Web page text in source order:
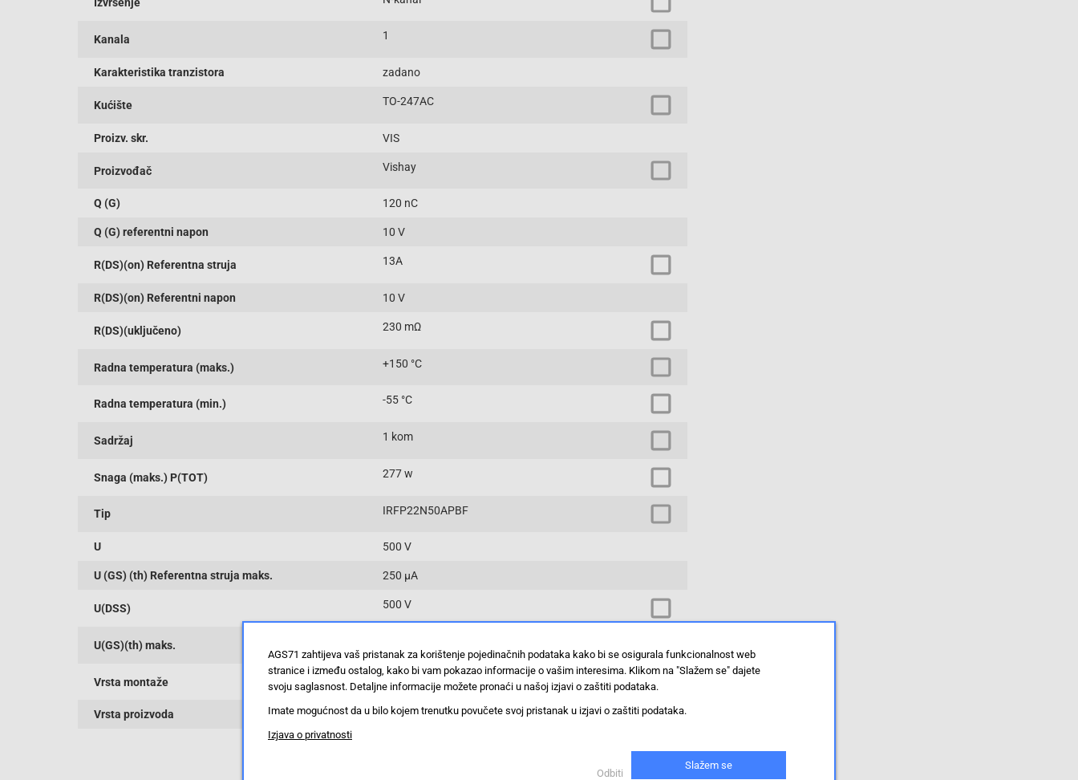
Izvršenje
Kanala 1
Karakteristika tranzistora zadano
Kućište TO-247AC
Proizv. skr. VIS
Proizvođač Vishay
Q (G) 120 nC
Q (G) referentni napon 10 V
R(DS)(on) Referentna struja 13A
R(DS)(on) Referentni napon 10 V
R(DS)(uključeno) 230 mΩ
Radna temperatura (maks.) +150 °C
Radna temperatura (min.) -55 °C
Sadržaj 1 kom
Snaga (maks.) P(TOT) 277 w
Tip IRFP22N50APBF
U 500 V
U (GS) (th) Referentna struja maks. 250 µA
U(DSS) 500 V
U(GS)(th) maks.
Vrsta montaže Otvor za skoznik
Vrsta proizvoda MOSFET
Prikaži proizvode sa istim vrijednostima
AGS71 zahtijeva vaš pristanak za korištenje pojedinačnih podataka kako bi se osigurala funkcionalnost web
stranice i između ostalog, kako bi vam pokazao informacije o vašim interesima. Klikom na "Slažem se" dajete
svoju saglasnost. Detaljne informacije možete pronaći u našoj izjavi o zaštiti podataka.
Imate mogućnost da u bilo kojem trenutku povučete svoj pristanak u izjavi o zaštiti podataka.
Izjava o privatnosti
Odbiti
Slažem se